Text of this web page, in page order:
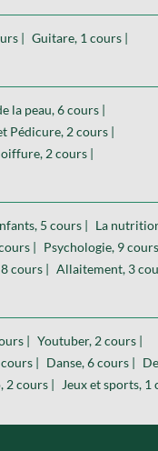
| Guitare, 1 cours |
la peau, 6 cours |
Pédicure, 2 cours |
2 cours |
5 cours | La
| Psychologie, 9
cours | Allaitement, 3
| Youtuber, 2 cours |
| Danse, 6 cours |
2 cours |
Jeux et sports, 1